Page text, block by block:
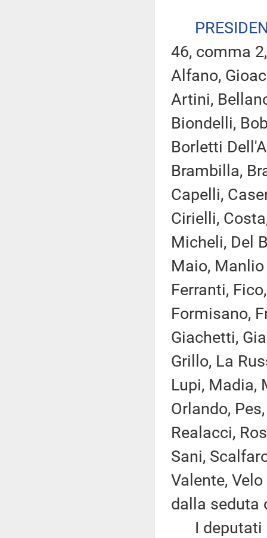
46, comma
Alfano,
Artini,
Biondelli,
Borletti
Brambilla,
Capelli,
Cirielli,
Micheli, Del
Maio, Manlio
Ferranti,
Formisano,
Giachetti,
Grillo, La
Lupi, Madia,
Orlando,
Realacci,
Sani,
Valente,
dalla seduta
I deputati